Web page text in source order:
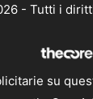
- Tutti i
su